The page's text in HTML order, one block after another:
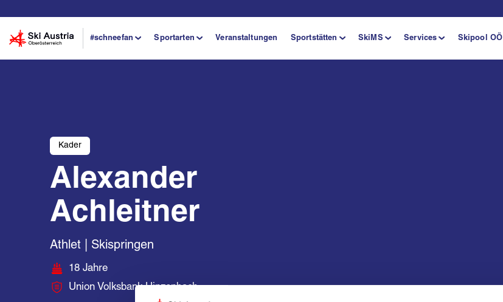
#schneefan Sportarten Veranstaltungen Sportstätten SkiMS Services Skipool OÖ
Kader
Alexander
Achleitner
Athlet | Skispringen
18 Jahre
Union Volksbank Hinzenbach